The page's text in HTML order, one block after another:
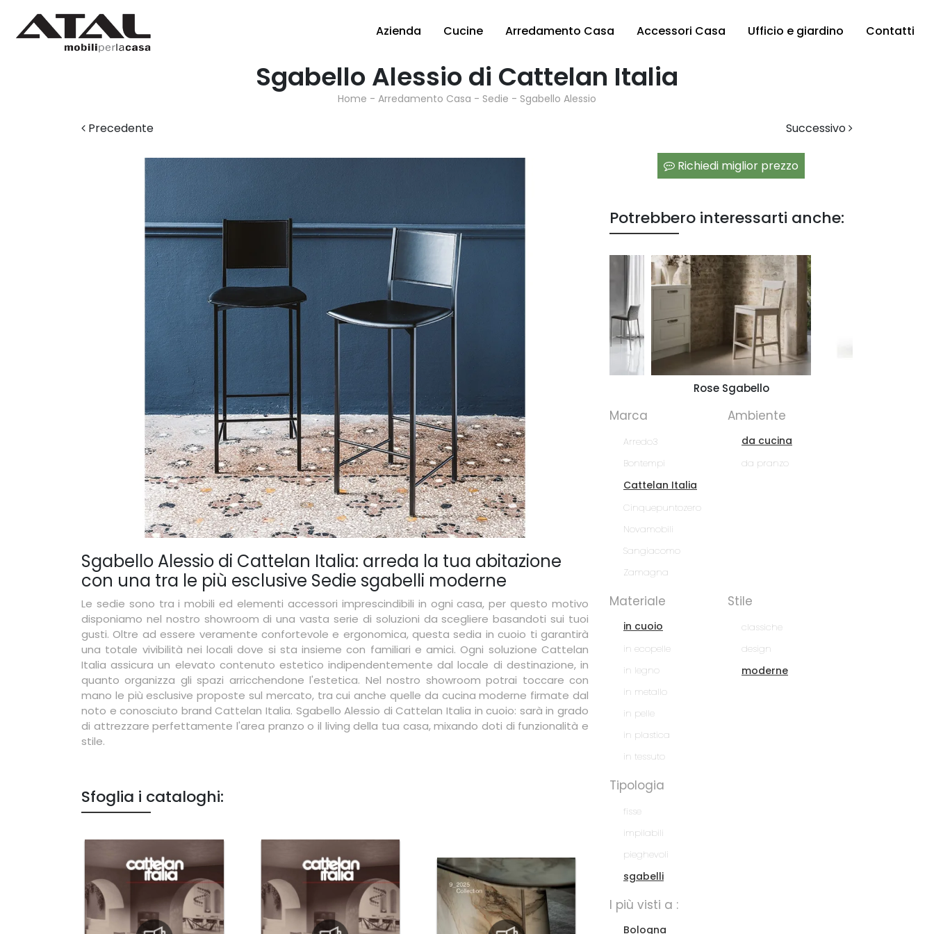
Azienda Cucine Arredamento Casa Accessori Casa Ufficio e giardino Contatti
Sgabello Alessio di Cattelan Italia
Home - Arredamento Casa - Sedie - Sgabello Alessio
Precedente Successivo
Sgabello Alessio di Cattelan Italia: arreda la tua abitazione
con una tra le più esclusive Sedie sgabelli moderne
Le sedie sono tra i mobili ed elementi accessori imprescindibili in ogni casa, per questo motivo
disponiamo nel nostro showroom di una vasta serie di soluzioni da scegliere basandoti sui tuoi
gusti. Oltre ad essere veramente confortevole e ergonomica, questa sedia in cuoio ti garantirà
una totale vivibilità nei locali dove si sta insieme con familiari e amici. Ogni soluzione Cattelan
Italia assicura un elevato contenuto estetico indipendentemente dal locale di destinazione, in
quanto organizza gli spazi arricchendone l'estetica. Nel nostro showroom potrai toccare con
mano le più esclusive proposte sul mercato, tra cui anche quelle da cucina moderne firmate dal
noto e conosciuto brand Cattelan Italia. Sgabello Alessio di Cattelan Italia in cuoio: sarà in grado
di attrezzare perfettamente l'area pranzo o il living della tua casa, mixando doti di funzionalità e
stile.
Sfoglia i cataloghi:
Richiedi miglior prezzo
Potrebbero interessarti anche:
Rose Sgabello
Marca
Arredo3
Bontempi
Cattelan Italia
Cinquepuntozero
Novamobili
Sangiacomo
Zamagna
Ambiente
da cucina
da pranzo
Materiale
in cuoio
in ecopelle
in legno
in metallo
in pelle
in plastica
in tessuto
Stile
classiche
design
moderne
Tipologia
fisse
impilabili
pieghevoli
sgabelli
I più visti a :
Bologna